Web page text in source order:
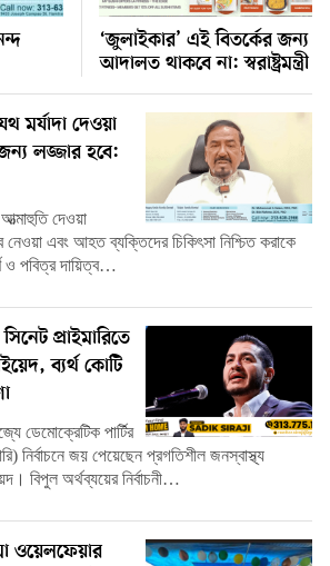
‘জুলাইকার’ এই বিতর্কের জন্য
আদালত থাকবে না: স্বরাষ্ট্রমন্ত্রী
মর্যাদা দেওয়া
লজ্জার হবে:
দেওয়া
নেওয়া এবং আহত ব্যক্তিদের চিকিৎসা নিশ্চিত করাকে
ও পবিত্র দায়িত্ব…
প্রাইমারিতে
ব্যর্থ কোটি
ডেমোক্রেটিক পার্টির
নির্বাচনে জয় পেয়েছেন প্রগতিশীল জনস্বাস্থ্য
বিপুল অর্থব্যয়ের নির্বাচনী…
ওয়েলফেয়ার